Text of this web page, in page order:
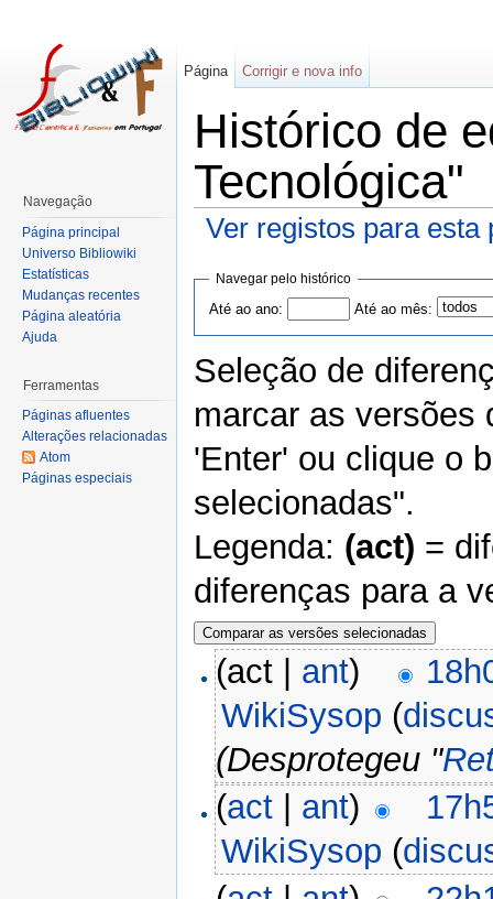
Histórico de
Tecnológica"
Ver registos para esta
Navegar pelo histórico
Até ao ano: Até ao mês:
Seleção de
marcar as versões
'Enter' ou clique o
selecionadas".
Legenda: (act) =
diferenças para a
(act | ant)
WikiSysop (
(Desprotegeu "
(act ant)
WikiSysop (
Página Corrigir e nova info
Navegação
Página principal
Universo Bibliowiki
Estatísticas
Mudanças recentes
Página aleatória
Ajuda
Ferramentas
Páginas afluentes
Alterações relacionadas
Atom
Páginas especiais